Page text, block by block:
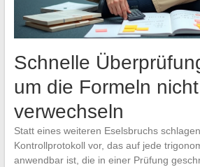
Schnelle
um die Formeln
verwechseln
Statt eines weiteren Eselsbruchs
Kontrollprotokoll vor, das auf jede
anwendbar ist, die in einer Prüfung